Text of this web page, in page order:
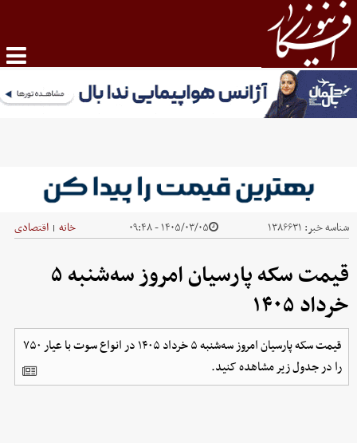
شناسه خبر: ۱۳۸۶۶۳۱ ۱۴۰۵/۰۳/۰۵ - ۰۹:۴۸ خانه | اقتصادی
قیمت سکه پارسیان امروز سه‌شنبه ۵
خرداد ۱۴۰۵
قیمت سکه پارسیان امروز سه‌شنبه ۵ خرداد ۱۴۰۵ در انواع سوت با عیار ۷۵۰
را در جدول زیر مشاهده کنید.